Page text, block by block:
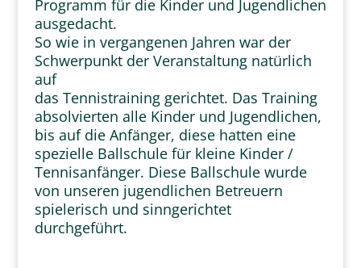
Programm für die Kinder und Jugendlichen
ausgedacht.
So wie in vergangenen Jahren war der
Schwerpunkt der Veranstaltung natürlich
auf
das Tennistraining gerichtet. Das Training
absolvierten alle Kinder und Jugendlichen,
bis auf die Anfänger, diese hatten eine
spezielle Ballschule für kleine Kinder /
Tennisanfänger. Diese Ballschule wurde
von unseren jugendlichen Betreuern
spielerisch und sinngerichtet
durchgeführt.